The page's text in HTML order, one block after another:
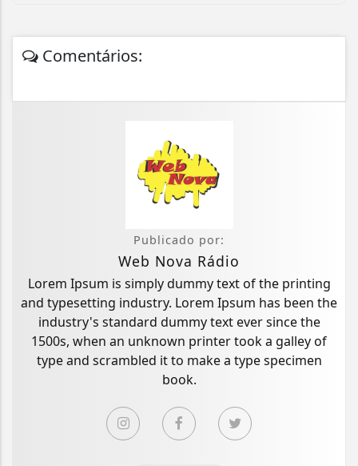
Comentários:
Publicado por:
Web Nova Rádio
Lorem Ipsum is simply dummy text of the printing
and typesetting industry. Lorem Ipsum has been the
industry's standard dummy text ever since the
1500s, when an unknown printer took a galley of
type and scrambled it to make a type specimen
book.